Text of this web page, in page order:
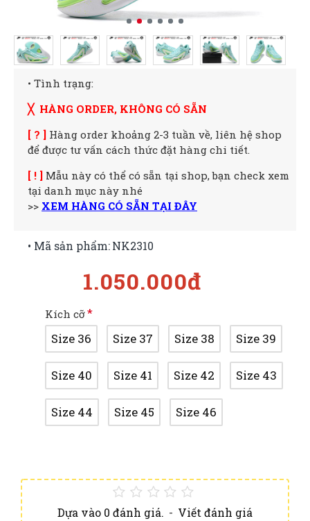
• Tình trạng:
╳ HÀNG ORDER, KHÔNG CÓ SẴN
[ ? ] Hàng order khoảng 2-3 tuần về, liên hệ shop
để được tư vấn cách thức đặt hàng chi tiết.
[ ! ] Mẫu này có thể có sẵn tại shop, bạn check xem
tại danh mục này nhé
>> XEM HÀNG CÓ SẴN TẠI ĐÂY
Dựa vào 0 đánh giá. - Viết đánh giá
1.050.000đ
• Mã sản phẩm:NK2310
Kích cỡ
Size 36 Size 37 Size 38 Size 39
Size 40 Size 41 Size 42 Size 43
Size 44 Size 45 Size 46